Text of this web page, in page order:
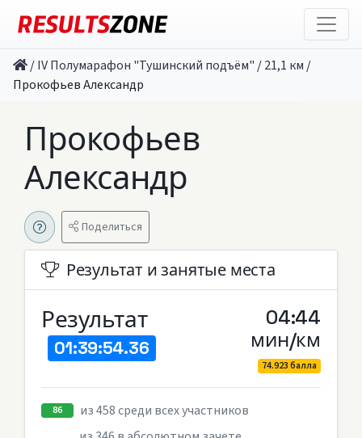
/IV Полумарафон "Тушинский подъём" /21,1 км /
Прокофьев Александр
Прокофьев
Александр
Поделиться
Результат и занятые места
Результат
01:39:54.36
04:44
мин/км
74.923 балла
86 из 458 среди всех участников